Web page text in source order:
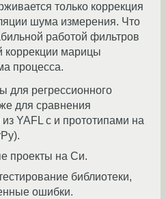
только коррекция
шума измерения. Что
работой фильтров
коррекции марицы
процесса.
для регрессионного
для сравнения
YAFL с и прототипами на
проекты на Си.
библиотеки,
ошибки.